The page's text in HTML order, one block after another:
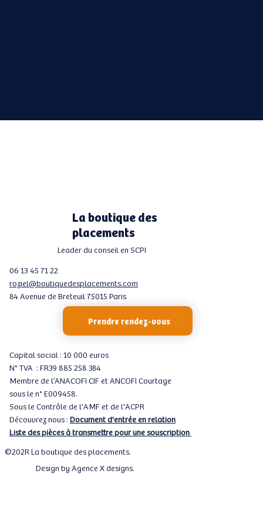
La boutique des
placements
Leader du conseil en SCPI
06 13 45 71 22
roziel@boutiquedesplacements.com
84 Avenue de Breteuil 75015 Paris
Prendre rendez-vous
Capital social : 10 000 euros
N° TVA : FR39 885 258 384
Membre de l’ANACOFI CIF et ANCOFI Courtage
sous le n° E009458.
Sous le Contrôle de l'AMF et de l'ACPR
Découvrez nous :Document d'entrée en relation
Liste des pièces à transmettre pour une souscription
©202R La boutique des placements.
Design byAgence X designs.